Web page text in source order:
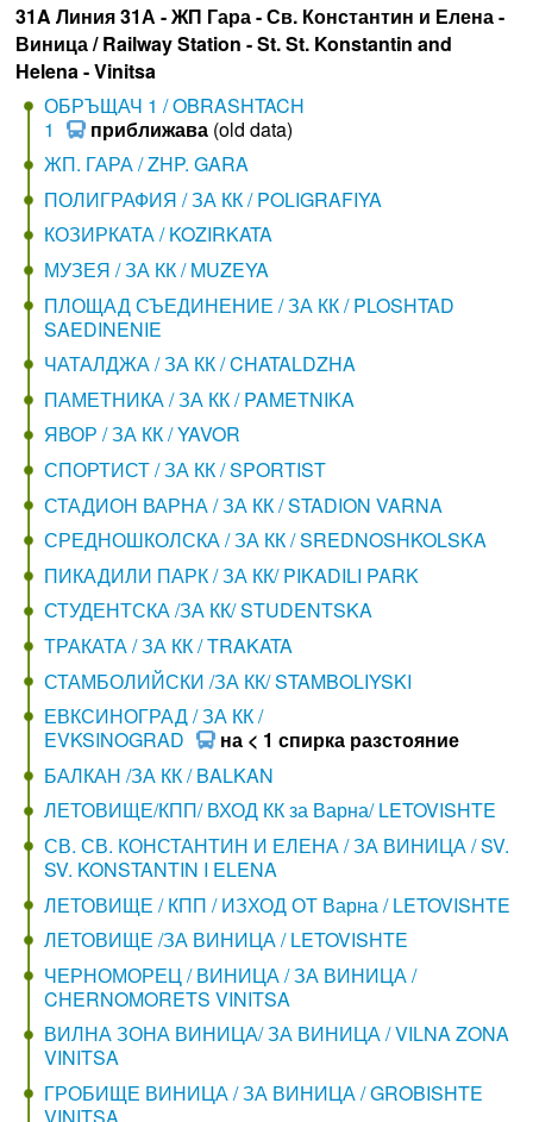
31A Линия 31А - ЖП Гара - Св. Константин и Елена -
Виница / Railway Station - St. St. Konstantin and
Helena - Vinitsa
ОБРЪЩАЧ 1 / OBRASHTACH
1
приближава(old data)
ЖП. ГАРА / ZHP. GARA
ПОЛИГРАФИЯ / ЗА КК / POLIGRAFIYA
КОЗИРКАТА / KOZIRKATA
МУЗЕЯ / ЗА КК / MUZEYA
ПЛОЩАД СЪЕДИНЕНИЕ / ЗА КК / PLOSHTAD
SAEDINENIE
ЧАТАЛДЖА / ЗА КК / CHATALDZHA
ПАМЕТНИКА / ЗА КК / PAMETNIKA
ЯВОР / ЗА КК / YAVOR
СПОРТИСТ / ЗА КК / SPORTIST
СТАДИОН ВАРНА / ЗА КК / STADION VARNA
СРЕДНОШКОЛСКА / ЗА КК / SREDNOSHKOLSKA
ПИКАДИЛИ ПАРК / ЗА КК/ PIKADILI PARK
СТУДЕНТСКА /ЗА КК/ STUDENTSKA
ТРАКАТА / ЗА КК / TRAKATA
СТАМБОЛИЙСКИ /ЗА КК/ STAMBOLIYSKI
ЕВКСИНОГРАД / ЗА КК /
EVKSINOGRAD
на < 1 спирка разстояние
БАЛКАН /ЗА КК / BALKAN
ЛЕТОВИЩЕ/КПП/ ВХОД КК за Варна/ LETOVISHTE
СВ. СВ. КОНСТАНТИН И ЕЛЕНА / ЗА ВИНИЦА / SV.
SV. KONSTANTIN I ELENA
ЛЕТОВИЩЕ / КПП / ИЗХОД ОТ Варна / LETOVISHTE
ЛЕТОВИЩЕ /ЗА ВИНИЦА / LETOVISHTE
ЧЕРНОМОРЕЦ / ВИНИЦА / ЗА ВИНИЦА /
CHERNOMORETS VINITSA
ВИЛНА ЗОНА ВИНИЦА/ ЗА ВИНИЦА / VILNA ZONA
VINITSA
ГРОБИЩЕ ВИНИЦА / ЗА ВИНИЦА / GROBISHTE